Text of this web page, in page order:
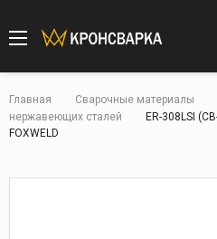
Главная Сварочные материалы
нержавеющих сталей
ER-308LSI
FOXWELD